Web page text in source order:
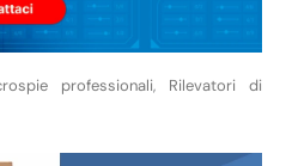
professionali, Rilevatori di